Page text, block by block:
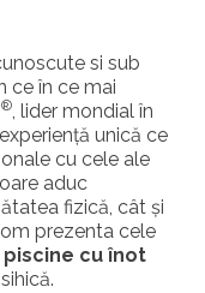
si sub
ce în ce mai
®, lider mondial în
unică ce
cu cele ale
aduc
fizică, cât și
prezenta cele
piscine cu înot